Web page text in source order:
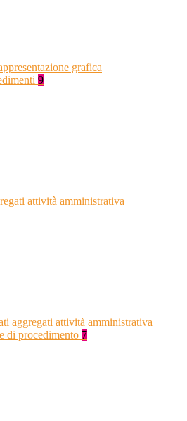
grafica
9
attività amministrativa
aggregati attività amministrativa
di procedimento 7